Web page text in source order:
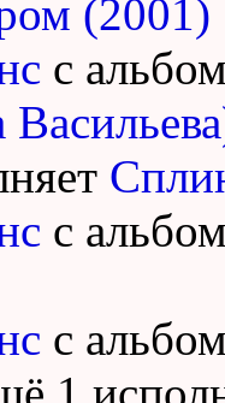
(2001)
с
с
с
1